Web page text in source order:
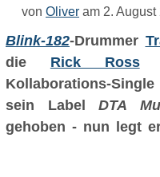
von Oliver am 2. August
Blink-182-Drummer
die Rick Ross
Kollaborations-
sein LabelDTA
gehoben - nun legt